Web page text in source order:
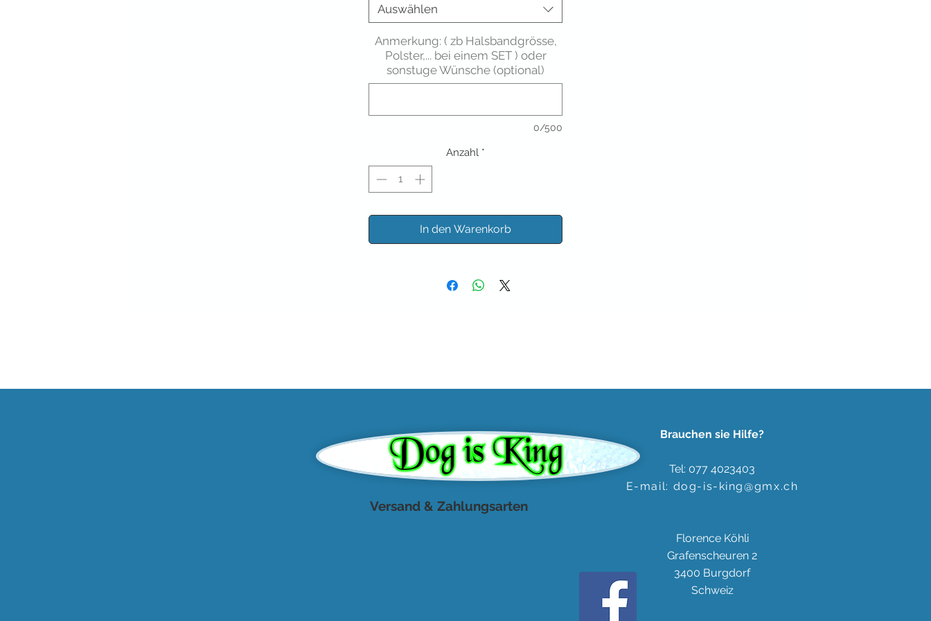
Auswählen
Anmerkung: ( zb Halsbandgrösse,
Polster,... bei einem SET ) oder
sonstuge Wünsche (optional)
0/500
Anzahl *
In den Warenkorb
Versand & Zahlungsarten
Brauchen sie Hilfe?
Tel: 077 4023403
E-mail: dog-is-king@gmx.ch
Florence Köhli
Grafenscheuren 2
3400 Burgdorf
Schweiz